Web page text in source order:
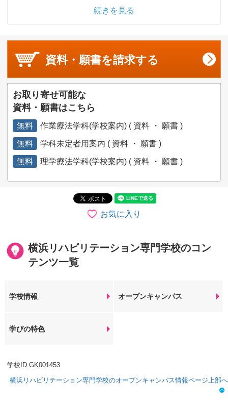
続きを見る
資料・願書を請求する
お取り寄せ可能な
資料・願書はこちら
無料 作業療法学科(学校案内) ( 資料 ・ 願書 )
無料 学科未定者用案内 ( 資料 ・ 願書 )
無料 理学療法学科(学校案内) ( 資料 ・ 願書 )
お気に入り
横浜リハビリテーション専門学校のコン
テンツ一覧
学校情報 オープンキャンパス
学びの特色
学校ID.GK001453
横浜リハビリテーション専門学校のオープンキャンパス情報ページ上部へ